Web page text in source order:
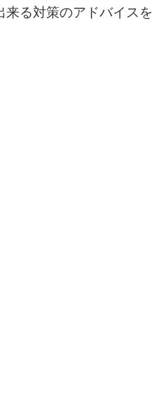
る対策のアドバイスを